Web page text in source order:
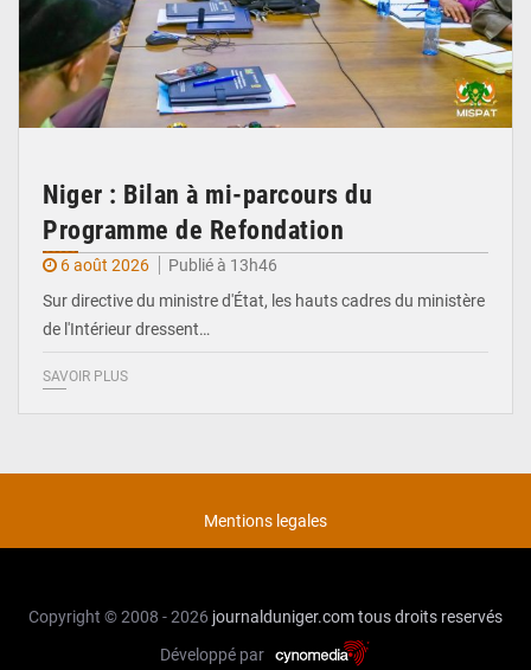
Niger : Bilan à mi-parcours du
Programme de Refondation
6 août 2026
Publié à 13h46
Sur directive du ministre d'État, les hauts cadres du ministère
de l'Intérieur dressent…
SAVOIR PLUS
Mentions legales
Copyright © 2008 - 2026 journalduniger.comtous droits reservés
Développé par